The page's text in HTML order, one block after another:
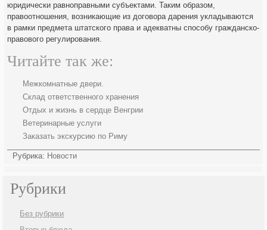
юридически равноправными субъектами. Таким образом,
правоотношения, возникающие из договора дарения укладываются
в рамки предмета штатского права и адекватны способу гражданско-
правового регулирования.
Читайте так же:
Межкомнатные двери.
Склад ответственного хранения
Отдых и жизнь в сердце Венгрии
Ветеринарные услуги
Заказать экскурсию по Риму
Рубрика: Новости
Рубрики
Без рубрики